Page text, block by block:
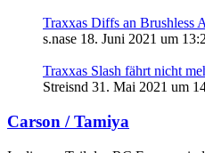
Traxxas Diffs an Brushless
s.nase 18. Juni 2021 um
Traxxas Slash fährt nicht
Streisnd 31. Mai 2021 um
Carson / Tamiya